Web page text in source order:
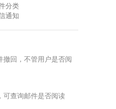
分类
通知
撤回，不管用户是否阅
可查询邮件是否阅读